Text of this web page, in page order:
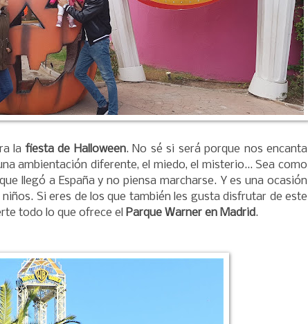
lafiesta de Halloween. No sé si será porque nos encanta
ambientación diferente, el miedo, el misterio... Sea como
llegó a España y no piensa marcharse. Y es una ocasión
Si eres de los que también les gusta disfrutar de este
todo lo que ofrece el Parque Warner en Madrid.